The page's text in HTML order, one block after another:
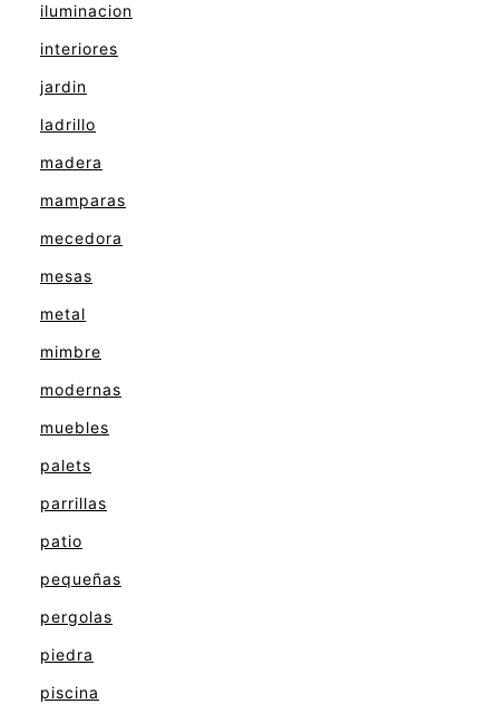
iluminacion
interiores
jardin
ladrillo
madera
mamparas
mecedora
mesas
metal
mimbre
modernas
muebles
palets
parrillas
patio
pequeñas
pergolas
piedra
piscina